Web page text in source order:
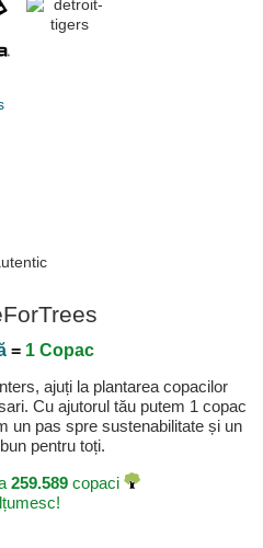
= 1 Copac
ajuți la plantarea copacilor
Cu ajutorul tău putem 1 copac
un pas spre sustenabilitate și un
pentru toți.
259.589copaci